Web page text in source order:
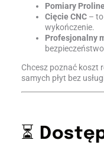
Pomiary
Cięcie CNC –
wykończenie.
Profesjonalny
Chcesz poznać koszt
samych płyt bez
⏳